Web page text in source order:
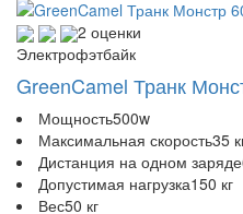
2 оценки
Электрофэтбайк
GreenCamel Транк
Мощность500w
Максимальная скорость35
Дистанция на одном заряде
Допустимая нагрузка150 кг
Вес50 кг